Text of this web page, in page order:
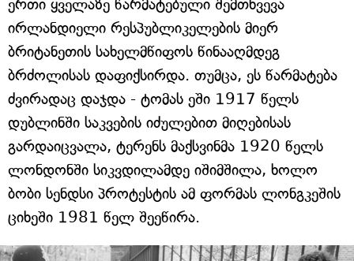
ერთი ყველაზე წარმატებული შემთხვევა
ირლანდიელი რესპუბლიკელების მიერ
ბრიტანეთის სახელმწიფოს წინააღმდეგ
ბრძოლისას დაფიქსირდა. თუმცა, ეს წარმატება
ძვირადაც დაჯდა - ტომას ეში 1917 წელს
დუბლინში საკვების იძულებით მიღებისას
გარდაიცვალა, ტერენს მაქსვინმა 1920 წელს
ლონდონში სიკვდილამდე იშიმშილა, ხოლო
ბობი სენდსი პროტესტის ამ ფორმას ლონგკეშის
ციხეში 1981 წელ შეეწირა.